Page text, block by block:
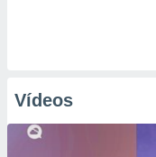
Vídeos